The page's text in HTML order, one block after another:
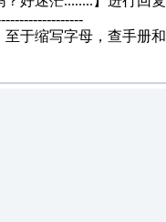
于缩写字母，查手册